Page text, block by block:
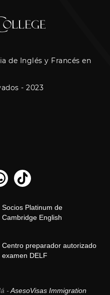
de Inglés y Francés en
- 2023
Socios Platinum de
Cambridge English
Centro preparador autorizado
examen DELF
-AsesoVisas Immigration